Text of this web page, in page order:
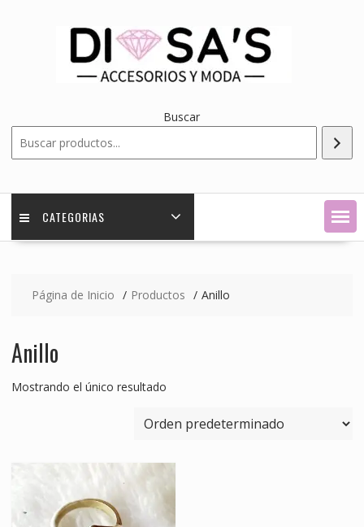
Buscar
CATEGORIAS
Página de Inicio Productos Anillo
Anillo
Mostrando el único resultado